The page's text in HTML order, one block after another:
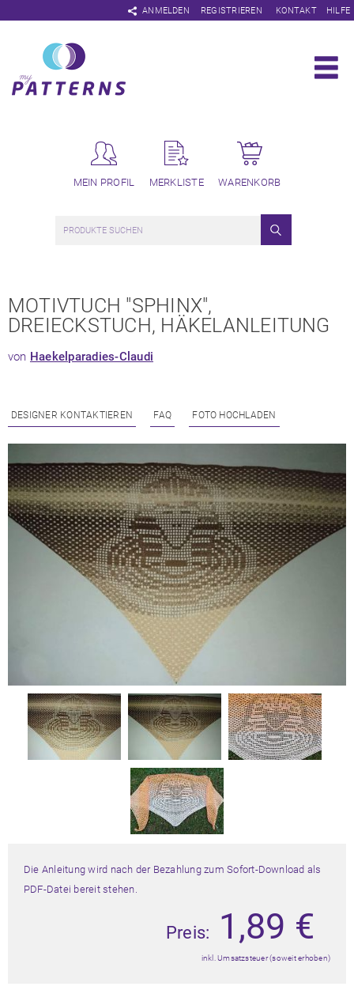
ANMELDEN
Navigation
überspringen
REGISTRIEREN KONTAKT HILFE
MEIN PROFIL MERKLISTE WARENKORB
MOTIVTUCH "SPHINX",
DREIECKSTUCH, HÄKELANLEITUNG
von Haekelparadies-Claudi
DESIGNER KONTAKTIEREN FAQ FOTO HOCHLADEN
Die Anleitung wird nach der Bezahlung zum Sofort-Download als
PDF-Datei bereit stehen.
Preis: 1,89 €
inkl. Umsatzsteuer (soweit erhoben)